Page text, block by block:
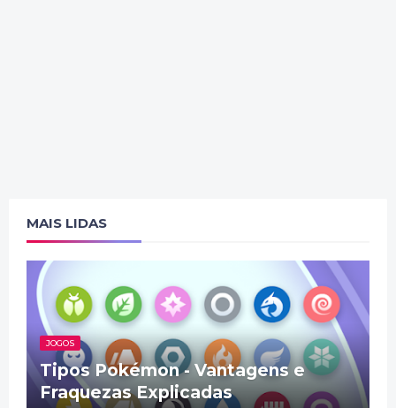
MAIS LIDAS
JOGOS
Tipos Pokémon - Vantagens e
Fraquezas Explicadas